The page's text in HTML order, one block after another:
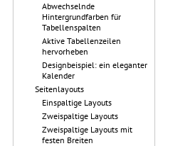
Abwechselnde
Hintergrundfarben für
Tabellenspalten
Aktive Tabellenzeilen
hervorheben
Designbeispiel: ein eleganter
Kalender
Seitenlayouts
Einspaltige Layouts
Zweispaltige Layouts
Zweispaltige Layouts mit
festen Breiten